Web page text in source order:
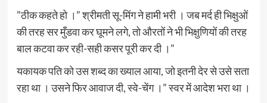
”ठीक कहते हो ।” श्रीमती सू-मिंग ने हामी भरी । जब मर्द ही भिक्षुओं
की तरह सर मुँडवा कर घूमने लगे, तो औरतों ने भी भिक्षुणियों की तरह
बाल कटवा कर रही-सही कसर पूरी कर दी ।”
यकायक पति को उस शब्द का ख्याल आया, जो इतनी देर से उसे सता
रहा था । उसने फिर आवाज दी, स्वे-चेंग ।” स्वर में आदेश भरा था ।